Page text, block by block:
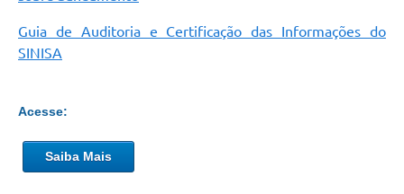
Guia de Auditoria e Certificação das Informações do
SINISA
Acesse:
Saiba Mais